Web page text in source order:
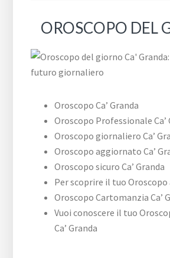
OROSCOPO DEL
Oroscopo Ca’ Granda
Oroscopo Professionale Ca’
Oroscopo giornaliero Ca’
Oroscopo aggiornato Ca’
Oroscopo sicuro Ca’ Granda
Per scoprire il tuo Oroscopo
Oroscopo Cartomanzia Ca’
Vuoi conoscere il tuo
Ca’ Granda